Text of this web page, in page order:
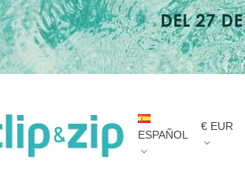
ESPAÑOL
€ EUR